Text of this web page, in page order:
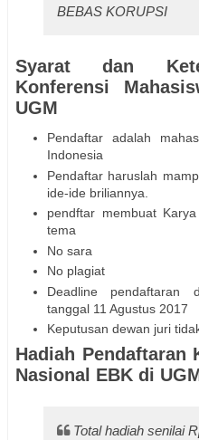
BEBAS KORUPSI
Syarat dan
Konferensi
UGM
Pendaftar adalah
Indonesia
Pendaftar haruslah
ide-ide briliannya.
pendftar membuat
tema
No sara
No plagiat
Deadline pendaftaran
tanggal 11 Agustus 2017
Keputusan dewan juri
Hadiah Pendaftaran
Nasional EBK di
Total hadiah senilai